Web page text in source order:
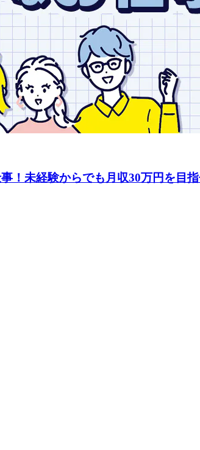
！未経験からでも月収30万円を目